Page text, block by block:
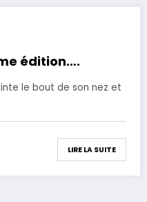
édition….
le bout de son nez et
LIRE LA SUITE